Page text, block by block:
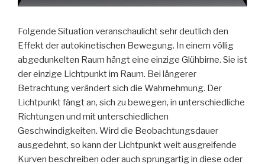
Folgende Situation veranschaulicht sehr deutlich den
Effekt der autokinetischen Bewegung. In einem völlig
abgedunkelten Raum hängt eine einzige Glühbirne. Sie ist
der einzige Lichtpunkt im Raum. Bei längerer
Betrachtung verändert sich die Wahrnehmung. Der
Lichtpunkt fängt an, sich zu bewegen, in unterschiedliche
Richtungen und mit unterschiedlichen
Geschwindigkeiten. Wird die Beobachtungsdauer
ausgedehnt, so kann der Lichtpunkt weit ausgreifende
Kurven beschreiben oder auch sprungartig in diese oder